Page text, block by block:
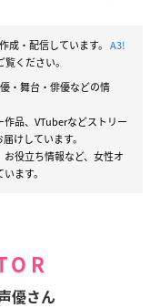
成・配信しています。 A3!
ください。
・舞台・俳優などの情
品、VTuberなどストリー
けしています。
役立ち情報など、女性オ
ます。
優さん